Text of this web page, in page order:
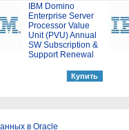
IBM Domino
Enterprise Server
Processor Value
Unit (PVU) Annual
SW Subscription &
Support Renewal
в Oracle